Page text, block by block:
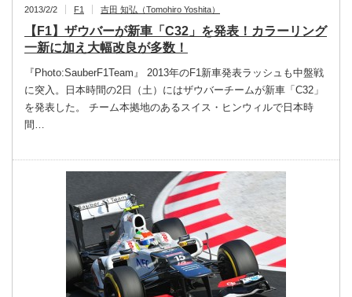
2013/2/2 F1 吉田 知弘（Tomohiro Yoshita）
【F1】ザウバーが新車「C32」を発表！カラーリング
一新に加え大幅改良が多数！
『Photo:SauberF1Team』 2013年のF1新車発表ラッシュも中盤戦
に突入。日本時間の2日（土）にはザウバーチームが新車「C32」
を発表した。 チーム本拠地のあるスイス・ヒンウィルで日本時
間…